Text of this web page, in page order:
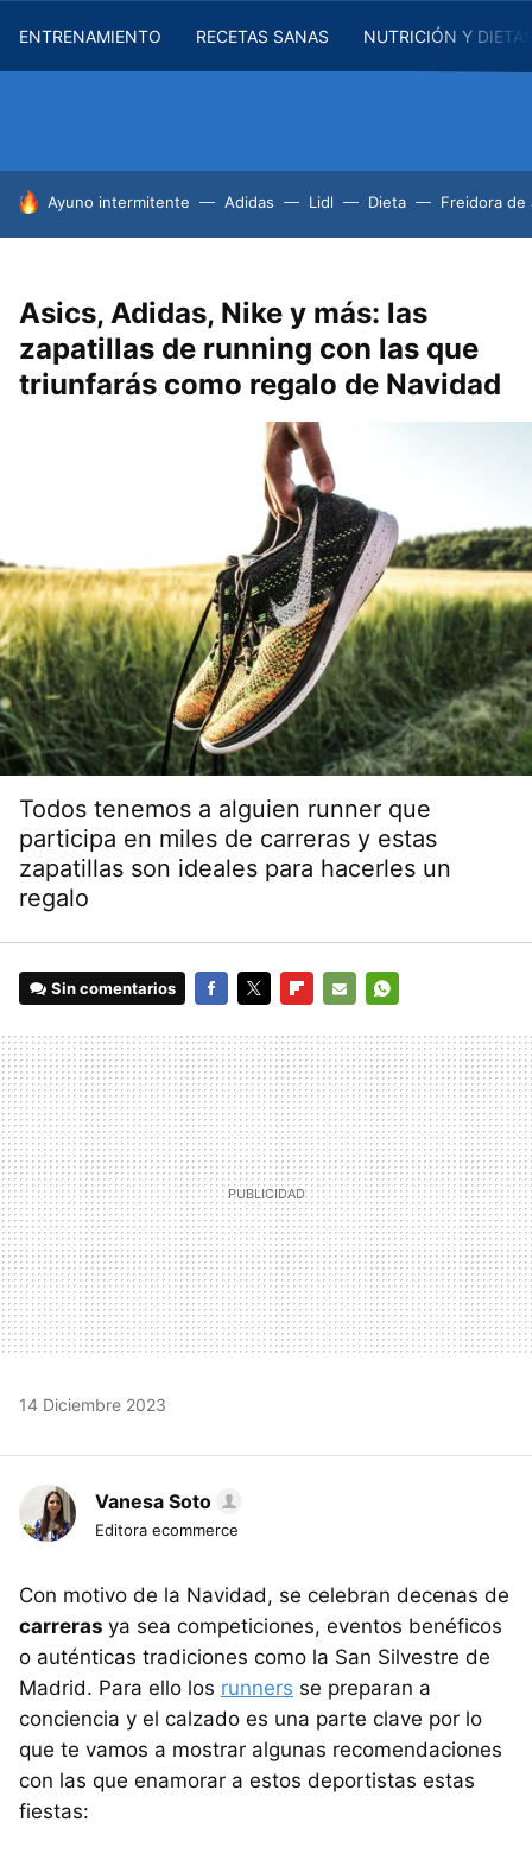
ENTRENAMIENTO RECETAS SANAS NUTRICIÓN Y
HOY SE HABLA DE
Ayuno intermitente Adidas Lidl Dieta Freidora de
Asics, Adidas, Nike y más: las
zapatillas de running con las que
triunfarás como regalo de Navidad
Todos tenemos a alguien runner que
participa en miles de carreras y estas
zapatillas son ideales para hacerles un
regalo
Sin comentarios
MAIL
14 Diciembre 2023
Vanesa Soto
Editora ecommerce
Con motivo de la Navidad, se celebran decenas de
carreras ya sea competiciones, eventos benéficos
o auténticas tradiciones como la San Silvestre de
Madrid. Para ello los runners se preparan a
conciencia y el calzado es una parte clave por lo
que te vamos a mostrar algunas recomendaciones
con las que enamorar a estos deportistas estas
fiestas: